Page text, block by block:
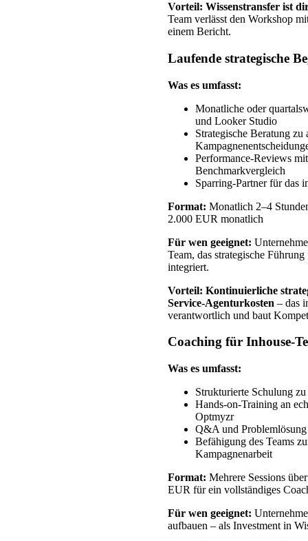
Vorteil: Wissenstransfer ist
Team verlässt den Workshop
einem Bericht.
Laufende strategische
Was es umfasst:
Monatliche oder
und Looker Studio
Strategische Beratung zu
Performance-Reviews
Benchmarkvergleich
Sparring-Partner für das
Format: Monatlich 2–4
2.000 EUR monatlich
Für wen geeignet:
Team, das strategische
integriert.
Vorteil: Kontinuierliche
Service-Agenturkosten – das
verantwortlich und baut
Coaching für Inhouse-
Was es umfasst:
Strukturierte Schulung
Hands-on-Training an
Optmyzr
Q&A und
Befähigung des Teams
Kampagnenarbeit
Format: Mehrere Sessions
EUR für ein vollständiges
Für wen geeignet:
aufbauen – als Investment in